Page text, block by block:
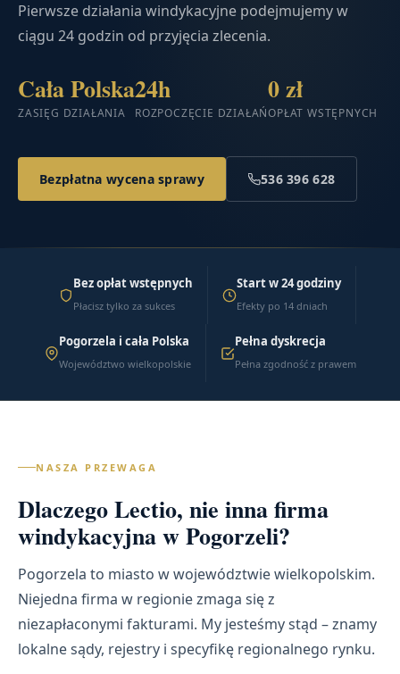
Pierwsze działania windykacyjne podejmujemy w
ciągu 24 godzin od przyjęcia zlecenia.
Cała Polska
ZASIĘG DZIAŁANIA
24h
ROZPOCZĘCIE DZIAŁAŃ
0 zł
OPŁAT WSTĘPNYCH
Bezpłatna wycena sprawy 536 396 628
Bez opłat wstępnych
Płacisz tylko za sukces
Start w 24 godziny
Efekty po 14 dniach
Pogorzela i cała Polska
Województwo wielkopolskie
Pełna dyskrecja
Pełna zgodność z prawem
NASZA PRZEWAGA
Dlaczego Lectio, nie inna firma
windykacyjna w Pogorzeli?
Pogorzela to miasto w województwie wielkopolskim.
Niejedna firma w regionie zmaga się z
niezapłaconymi fakturami. My jesteśmy stąd – znamy
lokalne sądy, rejestry i specyfikę regionalnego rynku.